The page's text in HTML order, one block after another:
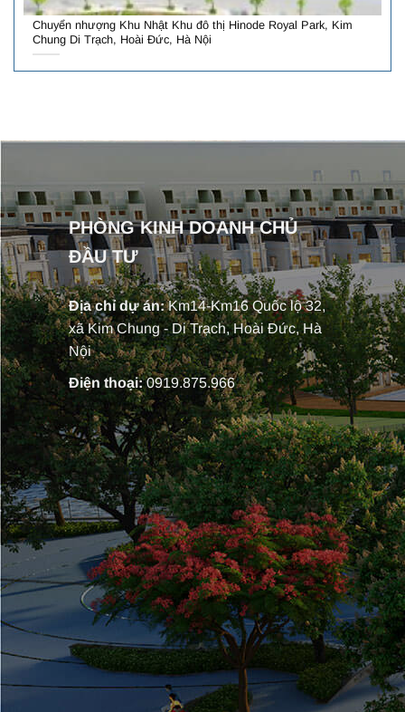
Chuyển nhượng Khu Nhật Khu đô thị Hinode Royal Park, Kim
Chung Di Trạch, Hoài Đức, Hà Nội
PHÒNG KINH DOANH CHỦ
ĐẦU TƯ
Địa chỉ dự án:Km14-Km16 Quốc lộ 32,
xã Kim Chung - Di Trạch, Hoài Đức, Hà
Nội
Điện thoại:0919.875.966